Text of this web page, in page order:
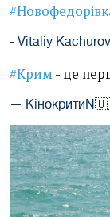
- Vitaliy
#Крим- це
—